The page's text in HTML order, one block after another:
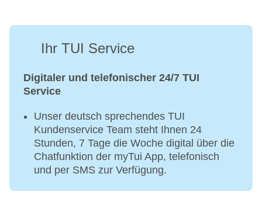
Ihr TUI Service
Digitaler und telefonischer 24/7 TUI
Service
Unser deutsch sprechendes TUI
Kundenservice Team steht Ihnen 24
Stunden, 7 Tage die Woche digital über die
Chatfunktion der myTui App, telefonisch
und per SMS zur Verfügung.